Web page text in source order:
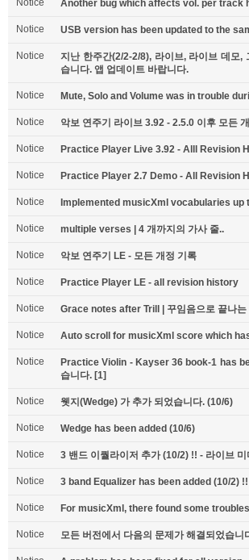
Notice Another bug which affects vol. per track
Notice USB version has been updated to the
Notice
지난 한주간(2/2-2/8), 라이브, 라이브 데모
습니다. 앱 업데이트 바랍니다.
Notice Mute, Solo and Volume was in trouble
Notice 악보 연주기 라이브 3.92 - 2.5.0 이후 모든
Notice Practice Player Live 3.92 - Alll Revision
Notice Practice Player 2.7 Demo - All Revision
Notice Implemented musicXml vocabularies up
Notice multiple verses | 4 개까지의 가사 줄..
Notice 악보 연주기 LE - 모든 개정 기록
Notice Practice Player LE - all revision history
Notice Grace notes after Trill | 꾸임음으로 끝나는
Notice Auto scroll for musicXml score which
Notice
Practice Violin - Kayser 36 book-1 has
습니다. [1]
Notice 웻지(Wedge) 가 추가 되었습니다. (10/6)
Notice Wedge has been added (10/6)
Notice 3 밴드 이퀄라이저 추가 (10/2) !! - 라이브
Notice 3 band Equalizer has been added (10/2) !!
Notice For musicXml, there found some
Notice 모든 버전에서 다음의 문제가 해결되었습